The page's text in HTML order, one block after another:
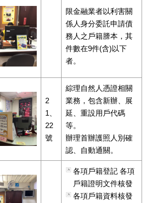
限金融業者以利害關
係人身分委託申請債
務人之戶籍謄本，其
件數在9件(含)以下
者。
2
1、
22
號
綜理自然人憑證相關
業務，包含新辦、展
延、重設用戶代碼
等。
辦理首辦護照人別確
認、自動通關。
各項戶籍登記 各項
戶籍證明文件核發
各項戶籍資料核發